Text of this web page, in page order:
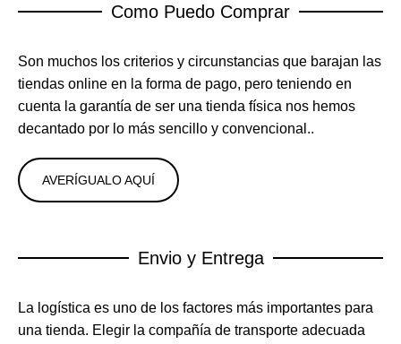
Como Puedo Comprar
Son muchos los criterios y circunstancias que barajan las
tiendas online en la forma de pago, pero teniendo en
cuenta la garantía de ser una tienda física nos hemos
decantado por lo más sencillo y convencional..
AVERÍGUALO AQUÍ
Envio y Entrega
La logística es uno de los factores más importantes para
una tienda. Elegir la compañía de transporte adecuada